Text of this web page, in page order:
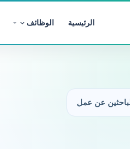
الرئيسية الوظائف
عن عمل